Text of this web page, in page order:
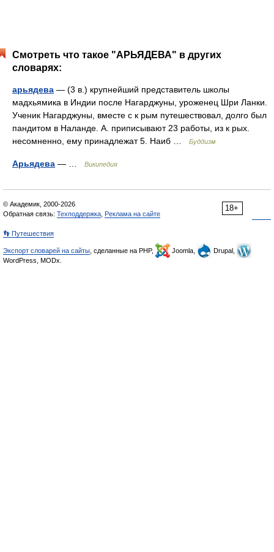
Смотреть что такое "АРЬЯДЕВА" в других
словарях:
арьядева — (3 в.) крупнейший представитель школы
мадхьямика в Индии после Нагарджуны, уроженец Шри Ланки.
Ученик Нагарджуны, вместе с к рым путешествовал, долго был
пандитом в Наланде. А. приписывают 23 работы, из к рых.
несомненно, ему принадлежат 5. Наиб …
Буддизм
Арьядева — … Википедия
18+
© Академик, 2000-2026
Обратная связь: Техподдержка Реклама на сайте
👣 Путешествия
Экспорт словарей на сайты , сделанные на PHP, Joomla,
Drupal,
WordPress, MODx.